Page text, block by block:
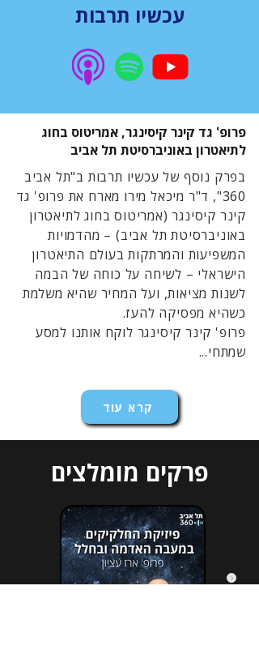
עכשיו תרבות
פרופ' גד קינר קיסינגר, אמריטוס בחוג
לתיאטרון באוניברסיטת תל אביב
בפרק נוסף של עכשיו תרבות ב"תל אביב
360", ד"ר מיכאל מירו מארח את פרופ' גד
קינר קיסינגר (אמריטוס בחוג לתיאטרון
באוניברסיטת תל אביב) – מהדמויות
המשפיעות והמרתקות בעולם התיאטרון
הישראלי – לשיחה על כוחה של הבמה
לשנות מציאות, ועל המחיר שהיא משלמת
כשהיא מפסיקה להעז.
פרופ' קינר קיסינגר לוקח אותנו למסע
שמתחי...
קרא עוד
פרקים מומלצים